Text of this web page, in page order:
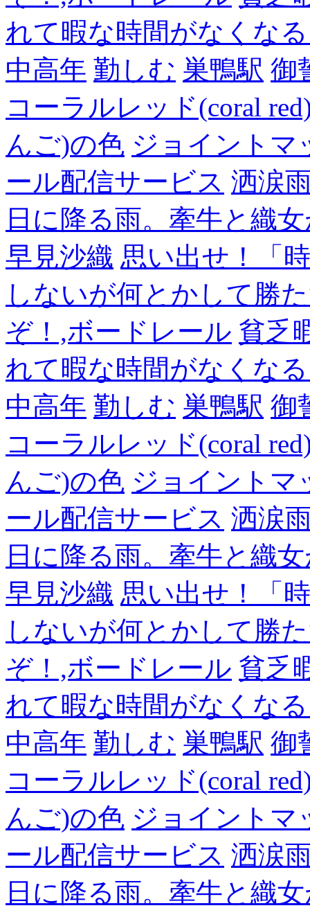
れて暇な時間がなくな
中高年 勤しむ 巣鴨駅 御
コーラルレッド(coral
んご)の色 ジョイントマ
ール配信サービス 洒涙
日に降る雨。牽牛と織
早見沙織 思い出せ！「
しないが何とかして勝
ぞ！,ボードレール 貧乏
れて暇な時間がなくな
中高年 勤しむ 巣鴨駅 御
コーラルレッド(coral
んご)の色 ジョイントマ
ール配信サービス 洒涙
日に降る雨。牽牛と織
早見沙織 思い出せ！「
しないが何とかして勝
ぞ！,ボードレール 貧乏
れて暇な時間がなくな
中高年 勤しむ 巣鴨駅 御
コーラルレッド(coral
んご)の色 ジョイントマ
ール配信サービス 洒涙
日に降る雨。牽牛と織